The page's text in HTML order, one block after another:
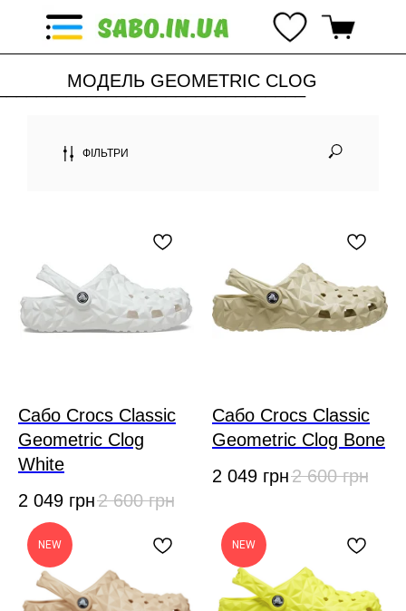
МОДЕЛЬ GEOMETRIC CLOG
ФІЛЬТРИ
Сабо Crocs Classic
Geometric Clog
White
2 049 грн2 600 грн
Сабо Crocs Classic
Geometric Clog Bone
2 049 грн2 600 грн
NEW NEW